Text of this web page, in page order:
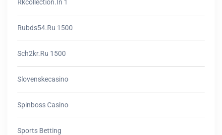
Rkcollection.in 1
Rubds54.ru 1500
Sch2kr.ru 1500
Slovenskecasino
Spinboss Casino
Sports Betting